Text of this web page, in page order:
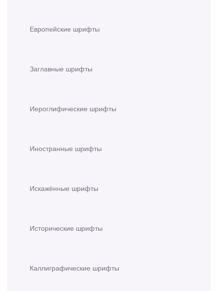
Европейские шрифты
Заглавные шрифты
Иероглифические шрифты
Иностранные шрифты
Искажённые шрифты
Исторические шрифты
Каллиграфические шрифты